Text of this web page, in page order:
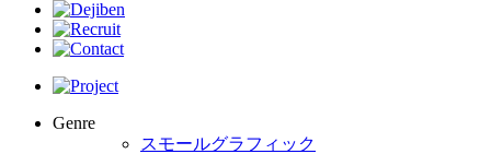
Genre
スモールグラフィック